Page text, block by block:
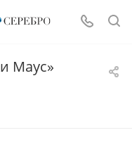
Маус»